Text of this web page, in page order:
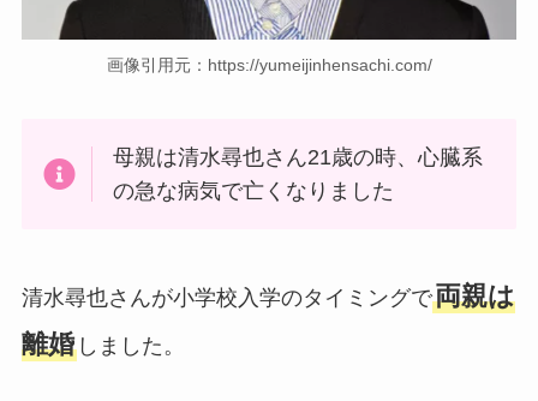
画像引用元：https://yumeijinhensachi.com/
母親は清水尋也さん21歳の時、心臓系
の急な病気で亡くなりました
清水尋也さんが小学校入学のタイミングで両親は
離婚しました。